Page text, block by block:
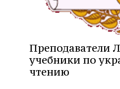
Преподаватели
учебники по
чтению